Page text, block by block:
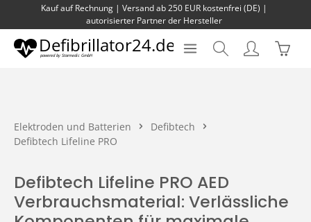
Zum Hauptinhalt springen
Kauf auf Rechnung | Versand ab 250 EUR kostenfrei (DE) |
autorisierter Partner der Hersteller
Elektroden und Batterien
Defibtech
Defibtech Lifeline PRO
Defibtech Lifeline PRO AED
Verbrauchsmaterial: Verlässliche